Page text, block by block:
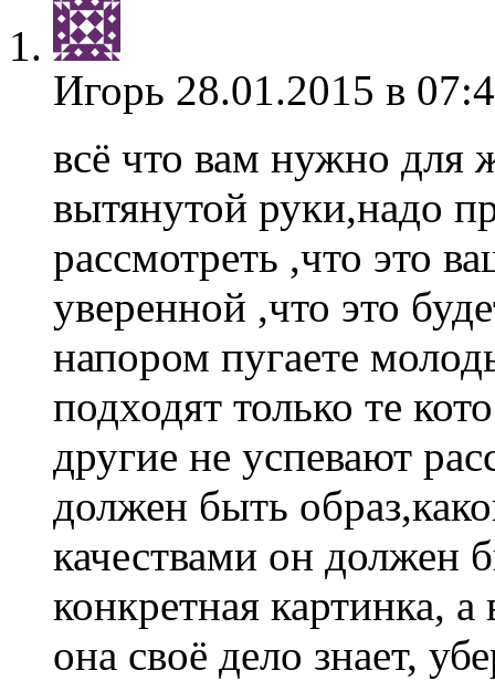
Игорь 28.01.2015 в
всё что вам нужно для
вытянутой руки,надо
рассмотреть ,что это
уверенной ,что это
напором пугаете
подходят только те
другие не успевают
должен быть
качествами он должен
конкретная картинка, а
она своё дело знает,